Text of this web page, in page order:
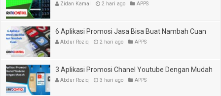
Zidan Kamal 2 hari ago APPS
6 Aplikasi Promosi Jasa Bisa Buat Nambah Cuan
Abdur Roziq 2 hari ago APPS
3 Aplikasi Promosi Chanel Youtube Dengan Mudah
Abdur Roziq 3 hari ago APPS